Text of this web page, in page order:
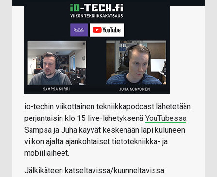
io-techin viikottainen tekniikkapodcast lähetetään
perjantaisin klo 15 live-lähetyksenä YouTubessa.
Sampsa ja Juha käyvät keskenään läpi kuluneen
viikon ajalta ajankohtaiset tietotekniikka- ja
mobiiliaiheet.
Jälkikäteen katseltavissa/kuunneltavissa: